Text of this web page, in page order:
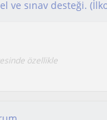
özellikle